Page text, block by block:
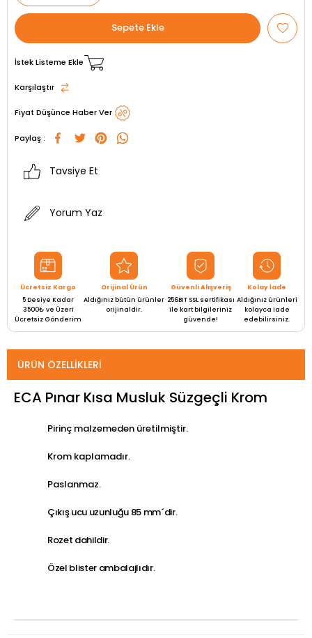
İstek Listeme Ekle
Karşılaştır
Fiyat Düşünce Haber Ver
Paylaş :
Tavsiye Et
Yorum Yaz
Ücretsiz Kargo
5 Desiye Kadar
3500₺ ve Üzeri
Ücretsiz Gönderim
Orijinal Ürün
Aldığınız bütün ürünler
orijinaldir.
Güvenli Alışveriş
256BIT SSL sertifikası
ile kart bilgileriniz
güvende!
Kolay İade
Aldığınız ürünleri
kolayca iade
edebilirsiniz.
ÜRÜN ÖZELLIKLERI
ECA Pınar Kısa Musluk Süzgeçli Krom
Pirinç malzemeden üretilmiştir.
Krom kaplamadır.
Paslanmaz.
Çıkış ucu uzunluğu 85 mm´dir.
Rozet dahildir.
Özel blister ambalajlıdır.